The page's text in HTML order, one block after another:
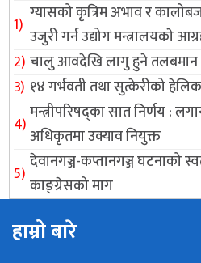
ग्यासको कृत्रिम अभाव र
उजुरी गर्न उद्योग मन्त्रालयकाे
चालु आवदेखि लागु हुने तलबमान
१४ गर्भवती तथा सुत्केरीको
मन्त्रीपरिषद्का सात निर्णय :
अधिकृतमा उक्याव नियुक्त
देवानगञ्ज-कप्तानगञ्ज घटनाको
काङ्ग्रेसको माग
हाम्रो बारे